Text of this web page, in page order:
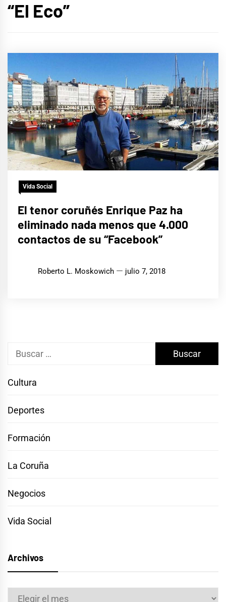
“El Eco”
Vida Social
El tenor coruñés Enrique Paz ha
eliminado nada menos que 4.000
contactos de su “Facebook”
Roberto L. Moskowich julio 7, 2018
Buscar:
Cultura
Deportes
Formación
La Coruña
Negocios
Vida Social
Archivos
Archivos